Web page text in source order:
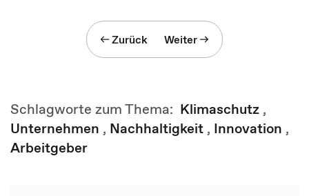
Zurück Weiter
Schlagworte zum Thema: Klimaschutz ,
Unternehmen , Nachhaltigkeit , Innovation ,
Arbeitgeber